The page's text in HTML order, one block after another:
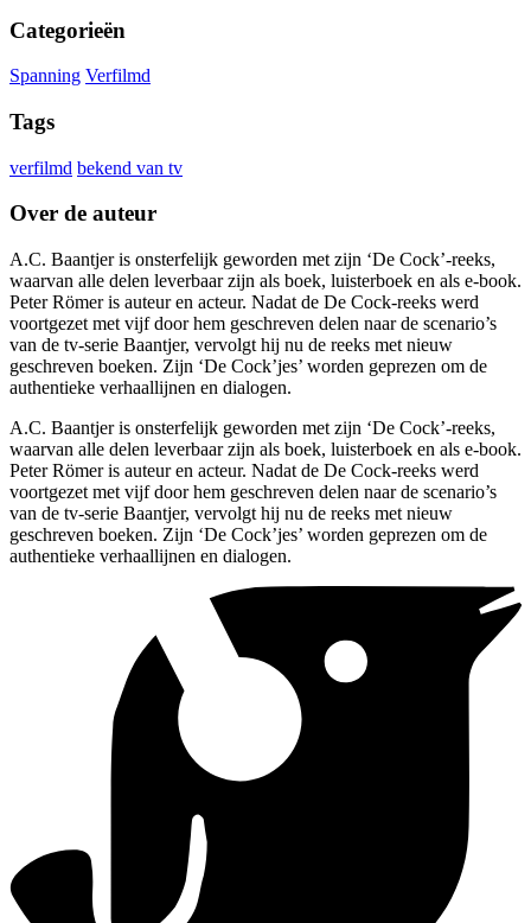
Categorieën
Spanning Verfilmd
Tags
verfilmd bekend van tv
Over de auteur
A.C. Baantjer is onsterfelijk geworden met zijn ‘De Cock’-reeks,
waarvan alle delen leverbaar zijn als boek, luisterboek en als e-book.
Peter Römer is auteur en acteur. Nadat de De Cock-reeks werd
voortgezet met vijf door hem geschreven delen naar de scenario’s
van de tv-serie Baantjer, vervolgt hij nu de reeks met nieuw
geschreven boeken. Zijn ‘De Cock’jes’ worden geprezen om de
authentieke verhaallijnen en dialogen.
A.C. Baantjer is onsterfelijk geworden met zijn ‘De Cock’-reeks,
waarvan alle delen leverbaar zijn als boek, luisterboek en als e-book.
Peter Römer is auteur en acteur. Nadat de De Cock-reeks werd
voortgezet met vijf door hem geschreven delen naar de scenario’s
van de tv-serie Baantjer, vervolgt hij nu de reeks met nieuw
geschreven boeken. Zijn ‘De Cock’jes’ worden geprezen om de
authentieke verhaallijnen en dialogen.